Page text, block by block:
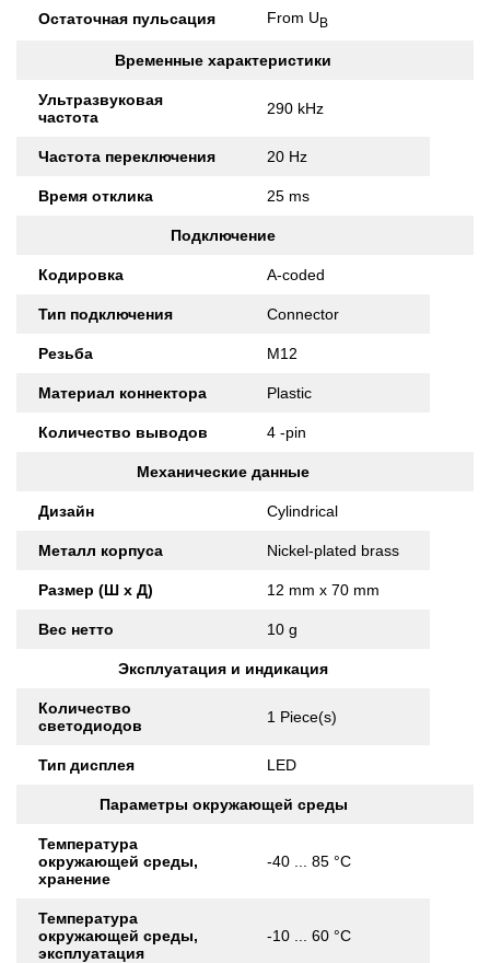
Остаточная пульсация From UB
Временные характеристики
Ультразвуковая
частота
290 kHz
Частота переключения 20 Hz
Время отклика 25 ms
Подключение
Кодировка A-coded
Тип подключения Connector
Резьба M12
Материал коннектора Plastic
Количество выводов 4 -pin
Механические данные
Дизайн Cylindrical
Металл корпуса Nickel-plated brass
Размер (Ш x Д) 12 mm x 70 mm
Вес нетто 10 g
Эксплуатация и индикация
Количество
светодиодов
1 Piece(s)
Тип дисплея LED
Параметры окружающей среды
Температура
окружающей среды,
хранение
-40 ... 85 °C
Температура
окружающей среды,
эксплуатация
-10 ... 60 °C